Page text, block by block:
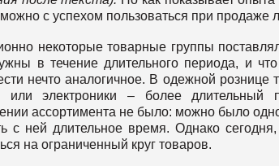
с успехом пользоваться при продаже
некоторые товарные группы
в течение длительного периода, и
нечто аналогичное. В одежной
или электроники – более длительный
ассортимента не было: можно было
с ней длительное время. Однако
на ограниченный круг товаров.